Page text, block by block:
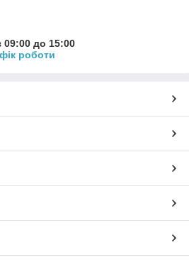
09:00 до 15:00
роботи